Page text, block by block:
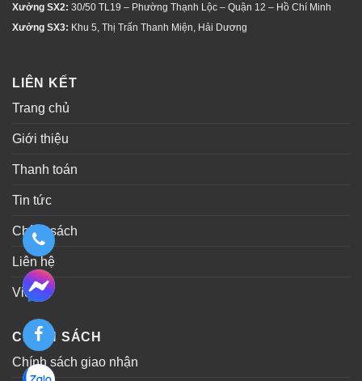
Xưởng SX2: 30/50 TL19 – Phường Thạnh Lộc – Quận 12 – Hồ Chí Minh
Xưởng SX3: Khu 5, Thị Trấn Thanh Miện, Hải Dương
LIÊN KẾT
Trang chủ
Giới thiệu
Thanh toán
Tin tức
Chính sách
Liên hệ
Video
CHÍNH SÁCH
Chính sách giao nhận